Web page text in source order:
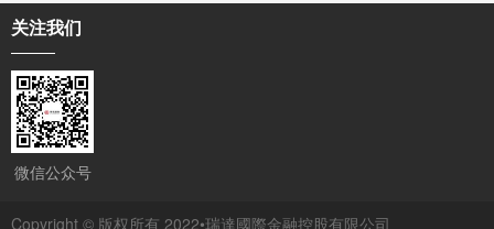
关注我们
微信公众号
Copyright © 版权所有 2022•瑞達國際金融控股有限公司